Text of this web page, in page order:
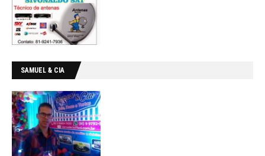
SAMUEL & CIA